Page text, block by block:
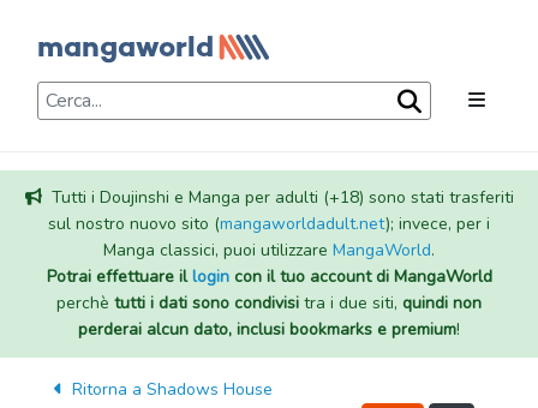
Tutti i Doujinshi e Manga per adulti (+18) sono stati trasferiti
sul nostro nuovo sito (mangaworldadult.net); invece, per i
Manga classici, puoi utilizzare MangaWorld.
Potrai effettuare illogincon il tuo account di MangaWorld
perchè tutti i dati sono condivisi tra i due siti, quindi non
perderai alcun dato, inclusi bookmarks e premium!
Ritorna a Shadows House